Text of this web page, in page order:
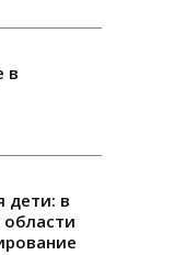
в
дети: в